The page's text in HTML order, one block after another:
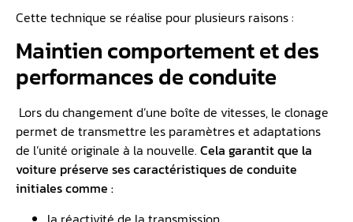
Cette technique se réalise pour plusieurs raisons :
Maintien comportement et des
performances de conduite
Lors du changement d’une boîte de vitesses, le clonage
permet de transmettre les paramètres et adaptations
de l’unité originale à la nouvelle. Cela garantit que la
voiture préserve ses caractéristiques de conduite
initiales comme :